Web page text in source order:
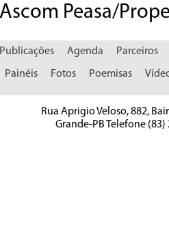
Ascom Peasa/
Publicações Agenda Parceiros
Painéis Fotos Poemisas
Rua Aprigio Veloso, 882,
Grande-PB Telefone